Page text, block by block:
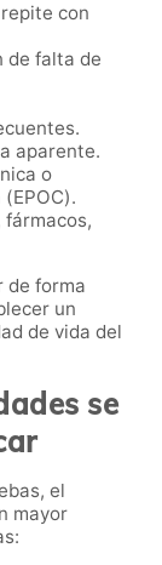
con
de falta de
aparente.
o
fármacos,
de forma
un
de vida del
se
el
mayor